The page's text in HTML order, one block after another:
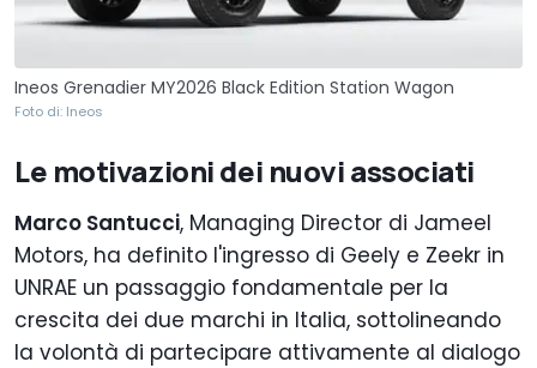
Ineos Grenadier MY2026 Black Edition Station Wagon
Foto di: Ineos
Le motivazioni dei nuovi associati
Marco Santucci, Managing Director di Jameel
Motors, ha definito l'ingresso di Geely e Zeekr in
UNRAE un passaggio fondamentale per la
crescita dei due marchi in Italia, sottolineando
la volontà di partecipare attivamente al dialogo